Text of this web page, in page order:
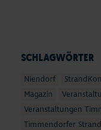
SCHLAGWÖRTER
Niendorf
Magazin
Veranstaltungen
Timmendorfer Strand